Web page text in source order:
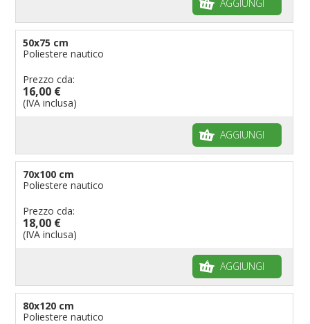
AGGIUNGI
50x75 cm
Poliestere nautico
Prezzo cda:
16,00 €
(IVA inclusa)
AGGIUNGI
70x100 cm
Poliestere nautico
Prezzo cda:
18,00 €
(IVA inclusa)
AGGIUNGI
80x120 cm
Poliestere nautico